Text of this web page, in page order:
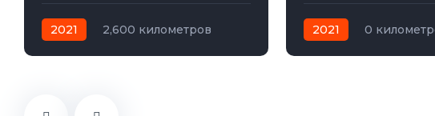
2021
2,600 километров
2021
0